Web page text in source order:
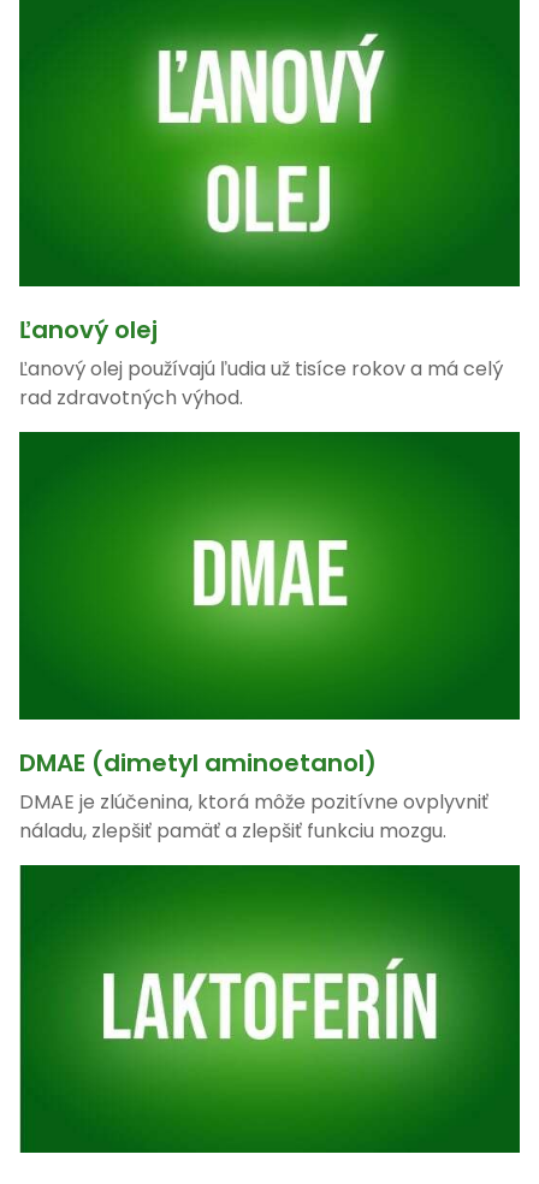
Ľanový olej
Ľanový olej používajú ľudia už tisíce rokov a má celý
rad zdravotných výhod.
DMAE (dimetyl aminoetanol)
DMAE je zlúčenina, ktorá môže pozitívne ovplyvniť
náladu, zlepšiť pamäť a zlepšiť funkciu mozgu.